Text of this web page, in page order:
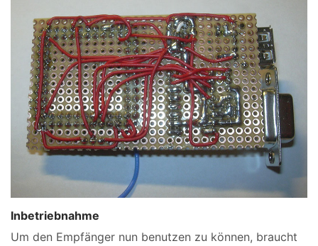
Inbetriebnahme
Um den Empfänger nun benutzen zu können, braucht